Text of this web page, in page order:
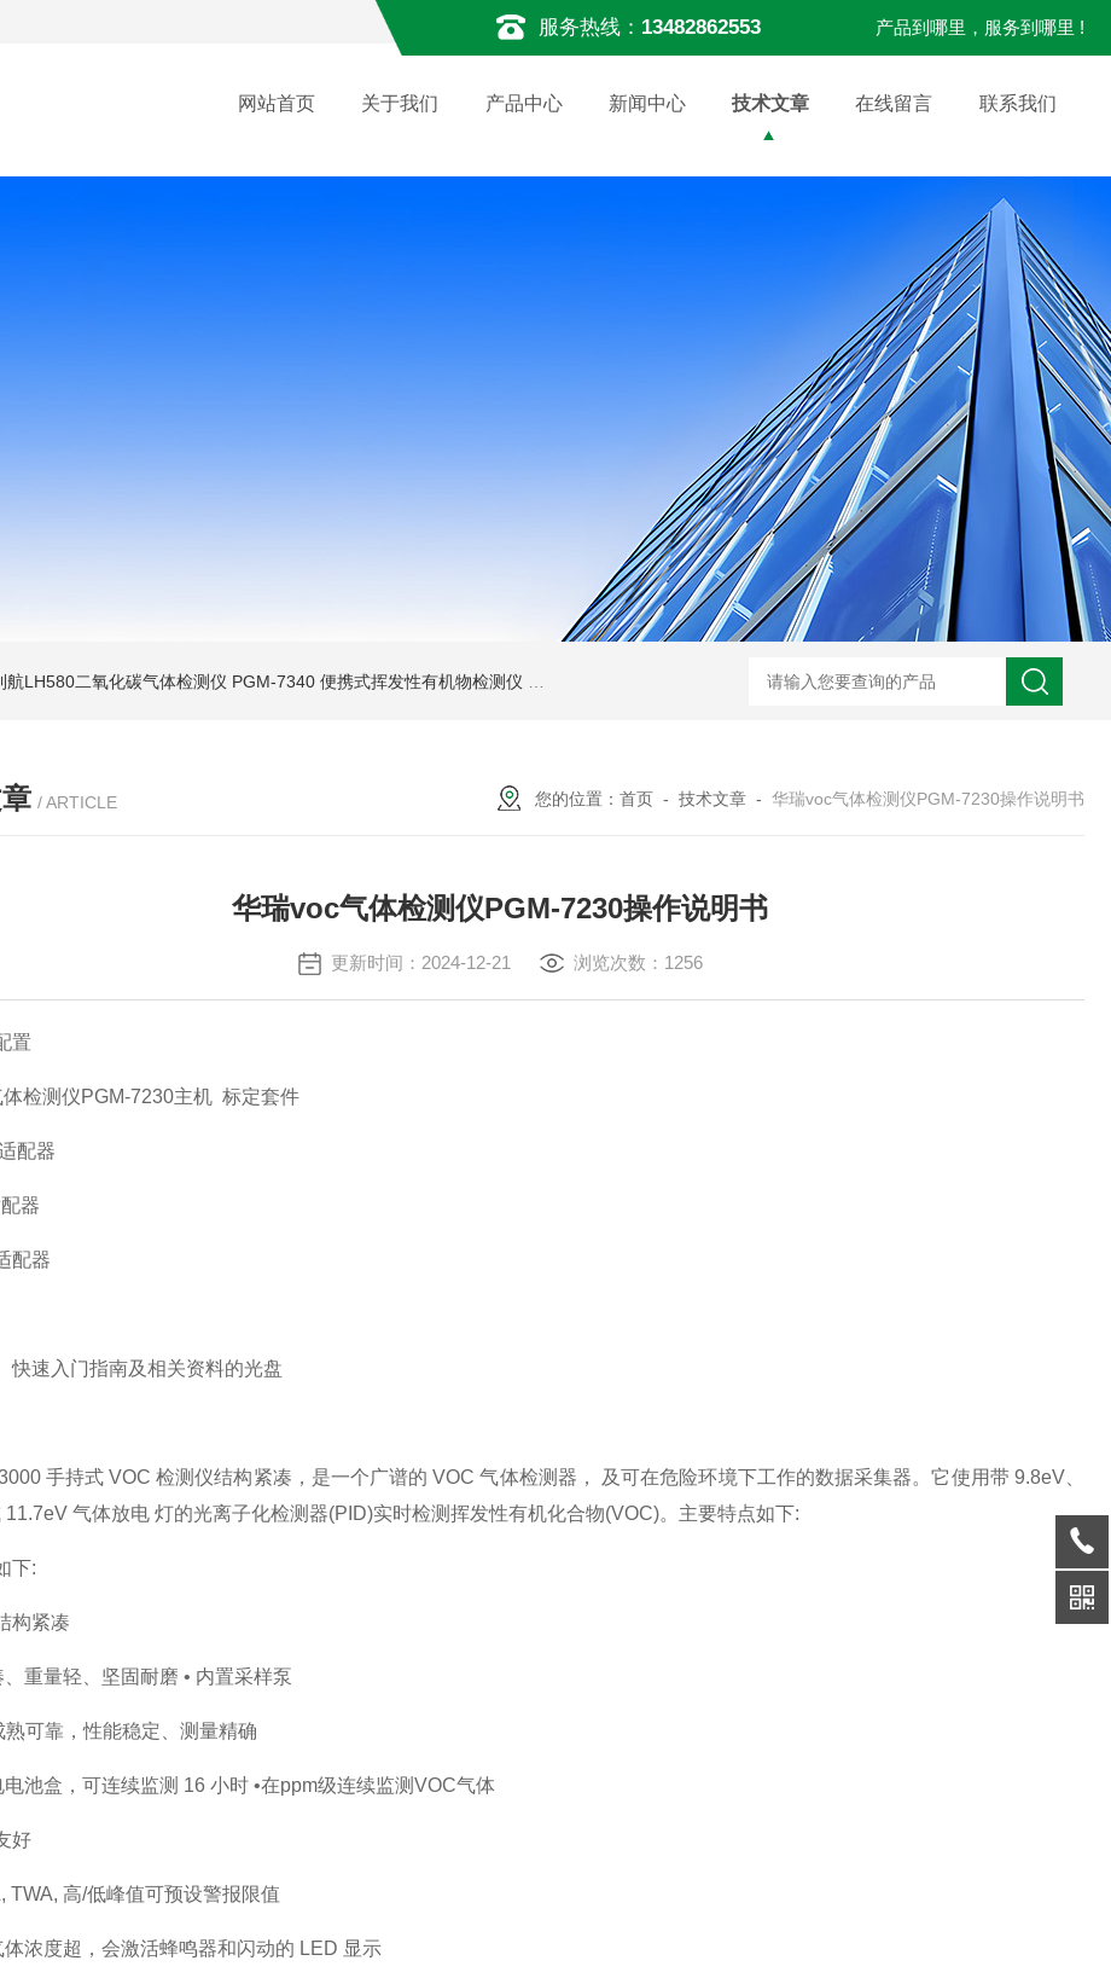
服务热线： 13482862553 产品到哪里，服务到哪里 !
网站首页 关于我们 产品中心 新闻中心 技术文章 在线留言 联系我们
航LH580二氧化碳气体检测仪 PGM-7340 便携式挥发性有机物检测仪 环保新规霍尼韦尔 PGM-7340 VOC 检测仪 德国德尔格 X-am2500 四合一气
/ ARTICLE 您的位置： 首页 - 技术文章 - 华瑞voc气体检测仪PGM-7230操作说明书
华瑞voc气体检测仪PGM-7230操作说明书
更新时间：2024-12-21 浏览次数：1256
置
检测仪PGM-7230主机 标定套件
配器
器
配器
快速入门指南及相关资料的光盘
手持式 VOC 检测仪结构紧凑，是一个广谱的 VOC 气体检测器， 及可在危险环境下工作的数据采集器。它使用带 9.8eV、
11.7eV 气体放电 灯的光离子化检测器(PID)实时检测挥发性有机化合物(VOC)。主要特点如下:
下:
构紧凑
、重量轻、坚固耐磨 • 内置采样泵
熟可靠，性能稳定、测量精确
电池盒，可连续监测 16 小时 •在ppm级连续监测VOC气体
好
TWA, 高/低峰值可预设警报限值
体浓度超，会激活蜂鸣器和闪动的 LED 显示